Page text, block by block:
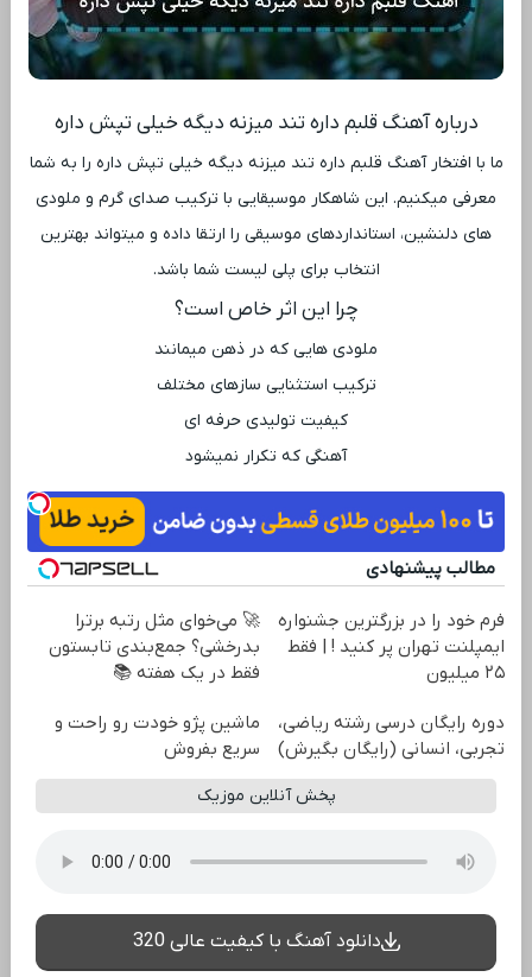
درباره آهنگ قلبم داره تند میزنه دیگه خیلی تپش داره
ما با افتخار آهنگ قلبم داره تند میزنه دیگه خیلی تپش داره را به شما
معرفی میکنیم. این شاهکار موسیقایی با ترکیب صدای گرم و ملودی
‌های دلنشین، استانداردهای موسیقی را ارتقا داده و میتواند بهترین
انتخاب برای پلی لیست شما باشد.
چرا این اثر خاص است؟
ملودی ‌هایی که در ذهن میمانند
ترکیب استثنایی سازهای مختلف
کیفیت تولیدی حرفه ‌ای
آهنگی که تکرار نمیشود
مطالب پیشنهادی
فرم خود را در بزرگترین جشنواره
ایمپلنت تهران پر کنید ! | فقط
۲۵ میلیون
🚀 می‌خوای مثل رتبه برترا
بدرخشی؟ جمع‌بندی تابستون
فقط در یک هفته 📚
دوره رایگان درسی رشته ریاضی،
تجربی، انسانی (رایگان بگیرش)
ماشین پژو خودت رو راحت و
سریع بفروش
پخش آنلاین موزیک
دانلود آهنگ با کیفیت عالی 320